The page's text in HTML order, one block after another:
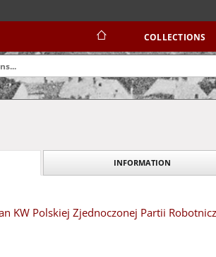
COLLECTIONS
INFORMATION
KW Polskiej Zjednoczonej Partii